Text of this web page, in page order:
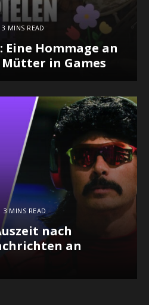
3 MINS READ
Hommage an
in Games
3 MINS READ
nach
an